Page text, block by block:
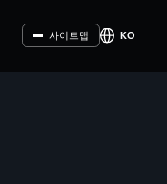
사이트맵 KO